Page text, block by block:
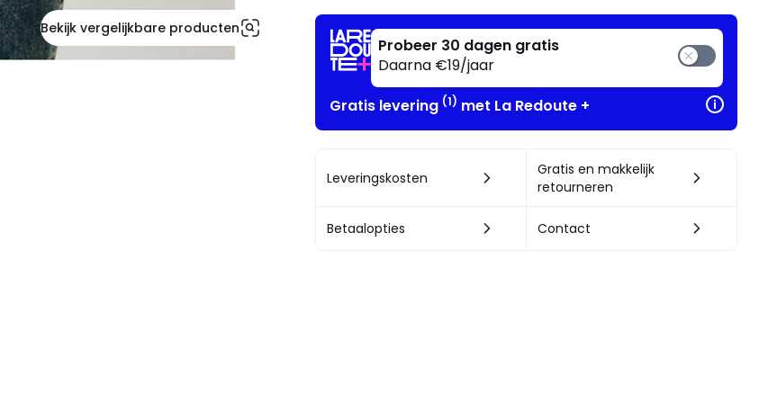
Bekijk vergelijkbare producten
Probeer 30 dagen gratis
Daarna €19/jaar
Gratis levering (1) met La Redoute +
Leveringskosten
Gratis en makkelijk
retourneren
Betaalopties Contact